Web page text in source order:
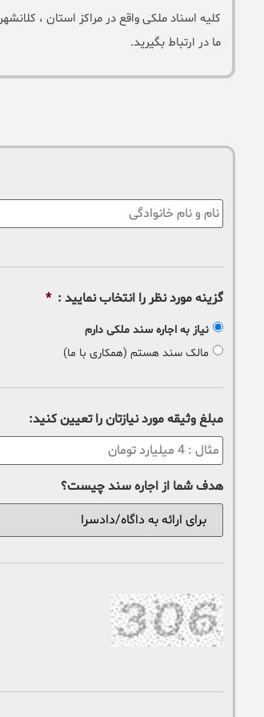
کلیه اسناد ملکی واقع در مراکز استان ،
ما در ارتباط بگیرید.
:
گزینه مورد نظر را انتخاب نمایید : *
نیاز به اجاره سند ملکی دارم
مالک سند هستم (همکاری با ما)
مبلغ وثیقه مورد نیازتان را تعیین کنید:
هدف شما از اجاره سند چیست؟